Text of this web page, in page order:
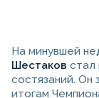
На минувшей
Шестаков стал
состязаний. Он
итогам